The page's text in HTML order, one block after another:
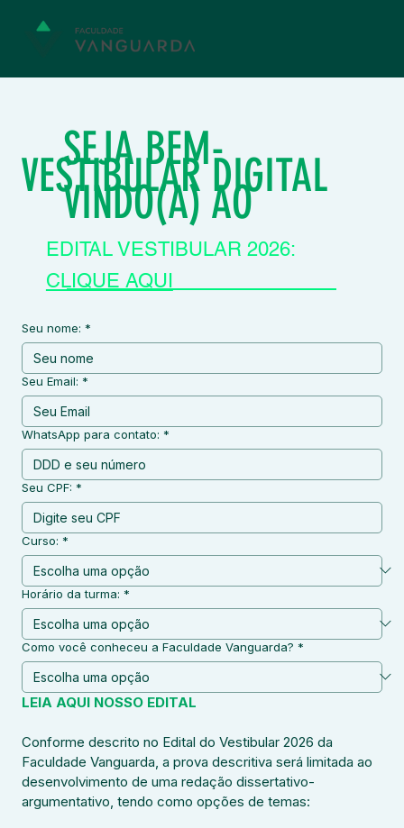
SEJA BEM-
VINDO(A) AO
VESTIBULAR DIGITAL
EDITAL VESTIBULAR 2026:
CLIQUE AQUI
Seu nome: *
Seu Email: *
WhatsApp para contato: *
Seu CPF: *
Curso: *
Horário da turma: *
Como você conheceu a Faculdade Vanguarda? *
LEIA AQUI NOSSO EDITAL
Conforme descrito no Edital do Vestibular 2026 da
Faculdade Vanguarda, a prova descritiva será limitada ao
desenvolvimento de uma redação dissertativo-
argumentativo, tendo como opções de temas: